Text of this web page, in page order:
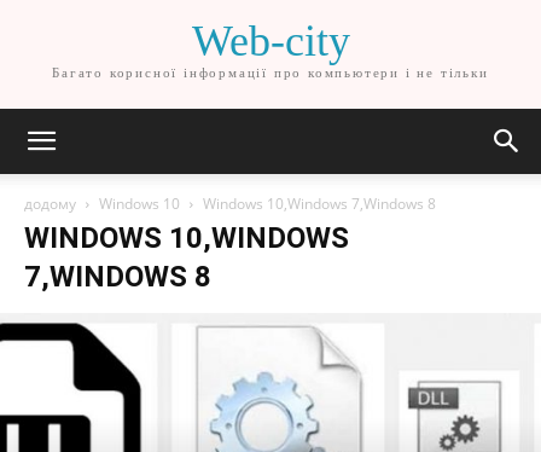
Web-city
Багато корисної інформації про компьютери і не тільки
додому Windows 10 Windows 10,Windows 7,Windows 8
WINDOWS 10,WINDOWS
7,WINDOWS 8